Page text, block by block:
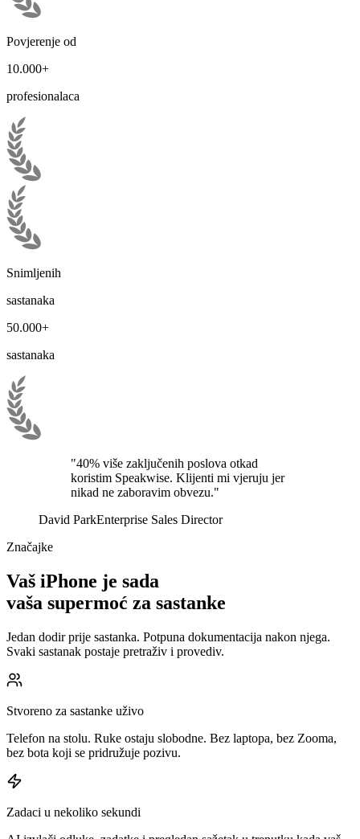
Povjerenje od
10.000+
profesionalaca
Snimljenih
sastanaka
50.000+
sastanaka
"40% više zaključenih poslova otkad
koristim Speakwise. Klijenti mi vjeruju jer
nikad ne zaboravim obvezu."
David ParkEnterprise Sales Director
Značajke
Vaš iPhone je sada
vaša supermoć za sastanke
Jedan dodir prije sastanka. Potpuna dokumentacija nakon njega.
Svaki sastanak postaje pretraživ i provediv.
Stvoreno za sastanke uživo
Telefon na stolu. Ruke ostaju slobodne. Bez laptopa, bez Zooma,
bez bota koji se pridružuje pozivu.
Zadaci u nekoliko sekundi